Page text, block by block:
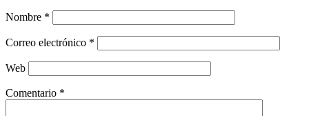
Nombre *
Correo electrónico *
Web
Comentario *